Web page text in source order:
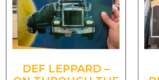
DEF LEPPARD –